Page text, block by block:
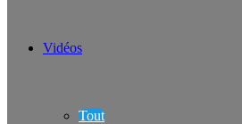
Vidéos
Tout